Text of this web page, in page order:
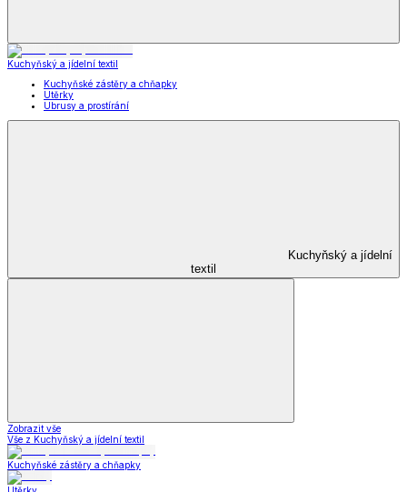
Kuchyňský a jídelní textil
Kuchyňské zástěry a chňapky
Utěrky
Ubrusy a prostírání
Kuchyňský a jídelní
textil
Zobrazit vše
Vše z Kuchyňský a jídelní textil
Kuchyňské zástěry a chňapky